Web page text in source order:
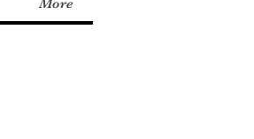
More